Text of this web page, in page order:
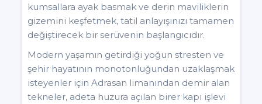
kumsallara ayak basmak ve derin maviliklerin
gizemini keşfetmek, tatil anlayışınızı tamamen
değiştirecek bir serüvenin başlangıcıdır.
Modern yaşamın getirdiği yoğun stresten ve
şehir hayatının monotonluğundan uzaklaşmak
isteyenler için Adrasan limanından demir alan
tekneler, adeta huzura açılan birer kapı işlevi